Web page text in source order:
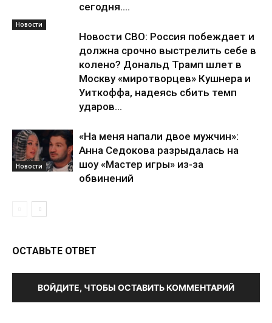
сегодня....
Новости
Новости СВО: Россия побеждает и
должна срочно выстрелить себе в
колено? Дональд Трамп шлет в
Москву «миротворцев» Кушнера и
Уиткоффа, надеясь сбить темп
ударов...
Новости
«На меня напали двое мужчин»:
Анна Седокова разрыдалась на
шоу «Мастер игры» из-за
обвинений
ОСТАВЬТЕ ОТВЕТ
ВОЙДИТЕ, ЧТОБЫ ОСТАВИТЬ КОММЕНТАРИЙ